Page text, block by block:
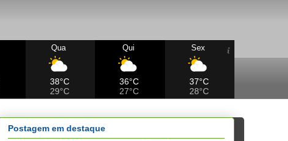
Qua
38°C
29°C
Qui
36°C
27°C
Sex
37°C
28°C
Postagem em destaque